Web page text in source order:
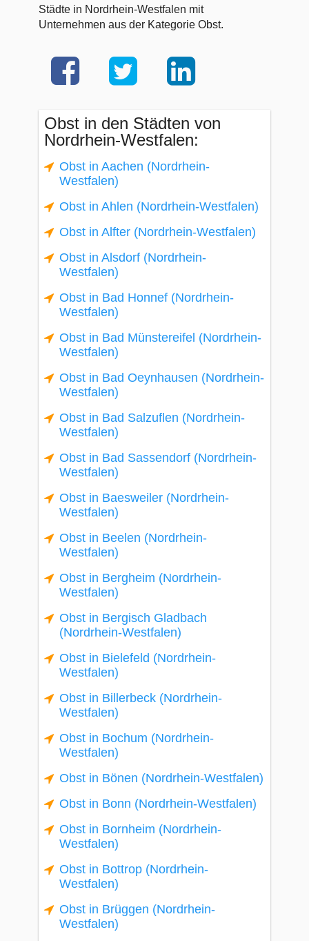
Städte in Nordrhein-Westfalen mit
Unternehmen aus der Kategorie Obst.
Obst in den Städten von
Nordrhein-Westfalen:
Obst in Aachen (Nordrhein-
Westfalen)
Obst in Ahlen (Nordrhein-Westfalen)
Obst in Alfter (Nordrhein-Westfalen)
Obst in Alsdorf (Nordrhein-
Westfalen)
Obst in Bad Honnef (Nordrhein-
Westfalen)
Obst in Bad Münstereifel (Nordrhein-
Westfalen)
Obst in Bad Oeynhausen (Nordrhein-
Westfalen)
Obst in Bad Salzuflen (Nordrhein-
Westfalen)
Obst in Bad Sassendorf (Nordrhein-
Westfalen)
Obst in Baesweiler (Nordrhein-
Westfalen)
Obst in Beelen (Nordrhein-
Westfalen)
Obst in Bergheim (Nordrhein-
Westfalen)
Obst in Bergisch Gladbach
(Nordrhein-Westfalen)
Obst in Bielefeld (Nordrhein-
Westfalen)
Obst in Billerbeck (Nordrhein-
Westfalen)
Obst in Bochum (Nordrhein-
Westfalen)
Obst in Bönen (Nordrhein-Westfalen)
Obst in Bonn (Nordrhein-Westfalen)
Obst in Bornheim (Nordrhein-
Westfalen)
Obst in Bottrop (Nordrhein-
Westfalen)
Obst in Brüggen (Nordrhein-
Westfalen)